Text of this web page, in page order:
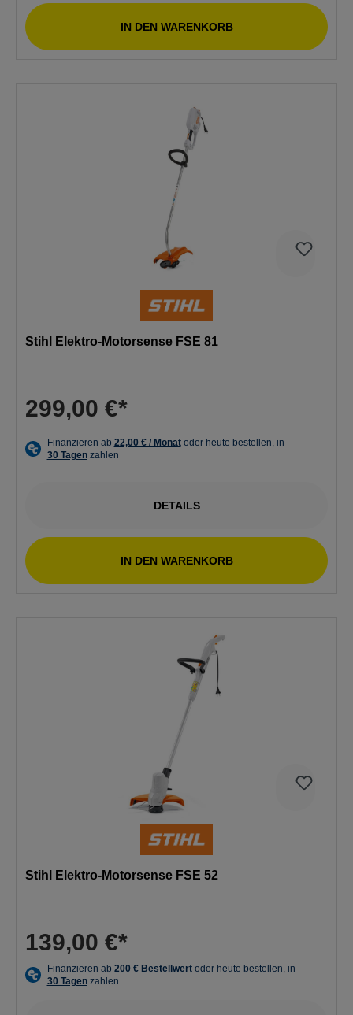
IN DEN WARENKORB
Stihl Elektro-Motorsense FSE 81
299,00 €*
DETAILS
IN DEN WARENKORB
Stihl Elektro-Motorsense FSE 52
139,00 €*